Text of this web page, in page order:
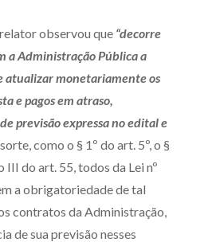
Receba por RSS
de Setembro, 4698
/PR CEP 80240-000
(41) 2109-8666
(41) 98881-6616
observou que “decorre
a Administração Pública a
atualizar monetariamente os
e pagos em atraso,
previsão expressa no edital e
como o § 1º do art. 5º, o §
III do art. 55, todos da Lei nº
a obrigatoriedade de tal
contratos da Administração,
de sua previsão nesses